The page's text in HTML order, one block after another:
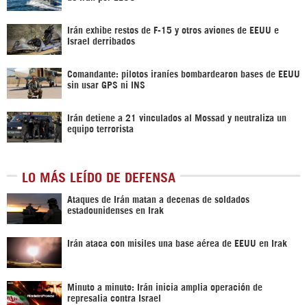
Irán exhibe restos de F-15 y otros aviones de EEUU e
Israel derribados
Comandante: pilotos iraníes bombardearon bases de EEUU
sin usar GPS ni INS
Irán detiene a 21 vinculados al Mossad y neutraliza un
equipo terrorista
LO MÁS LEÍDO DE DEFENSA
Ataques de Irán matan a decenas de soldados
estadounidenses en Irak
Irán ataca con misiles una base aérea de EEUU en Irak
Minuto a minuto: Irán inicia amplia operación de
represalia contra Israel